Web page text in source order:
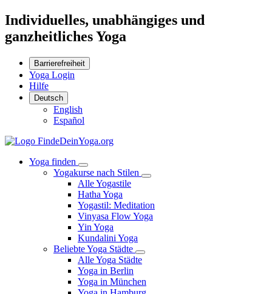
Individuelles, unabhängiges und
ganzheitliches Yoga
Barrierefreiheit
Yoga Login
Hilfe
Deutsch
English
Español
Yoga finden
Yogakurse nach Stilen
Alle Yogastile
Hatha Yoga
Yogastil: Meditation
Vinyasa Flow Yoga
Yin Yoga
Kundalini Yoga
Beliebte Yoga Städte
Alle Yoga Städte
Yoga in Berlin
Yoga in München